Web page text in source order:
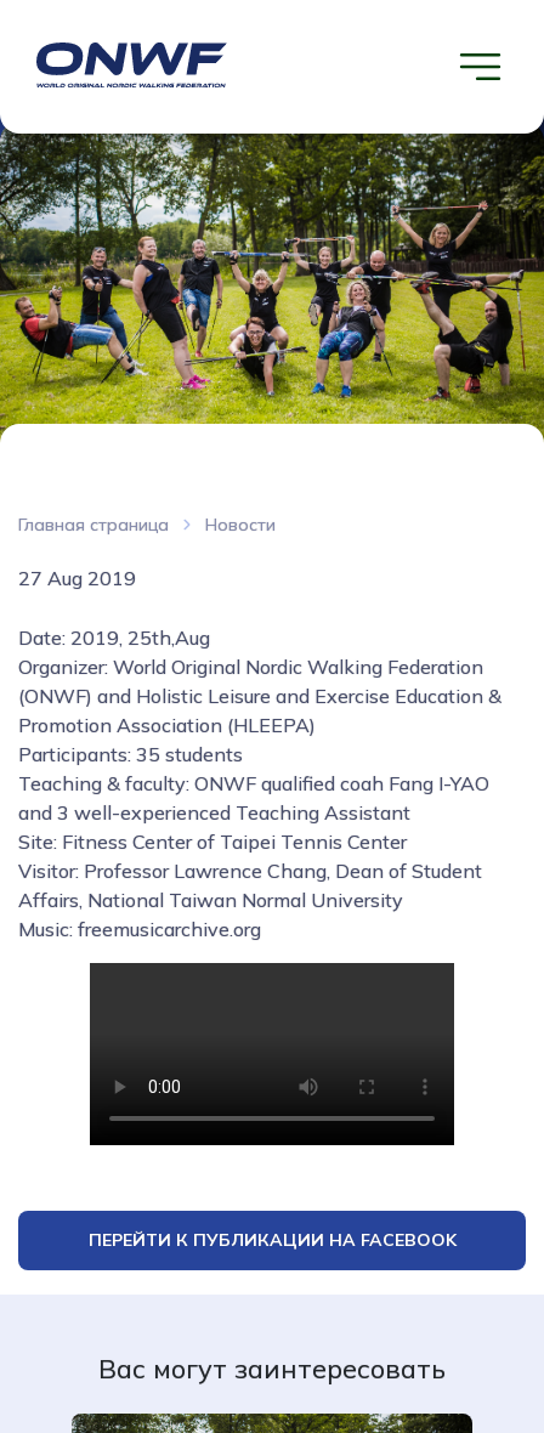
Главная страница Новости
27 Aug 2019
Date: 2019, 25th,Aug
Organizer: World Original Nordic Walking Federation
(ONWF) and Holistic Leisure and Exercise Education &
Promotion Association (HLEEPA)
Participants: 35 students
Teaching & faculty: ONWF qualified coah Fang I-YAO
and 3 well-experienced Teaching Assistant
Site: Fitness Center of Taipei Tennis Center
Visitor: Professor Lawrence Chang, Dean of Student
Affairs, National Taiwan Normal University
Music: freemusicarchive.org
ПЕРЕЙТИ К ПУБЛИКАЦИИ НА FACEBOOK
Вас могут заинтересовать